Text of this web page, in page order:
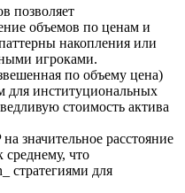
позволяет
объемов по ценам и
накопления или
игроками.
по объему цена)
институциональных
стоимость актива
значительное расстояние
среднему, что
стратегиями для